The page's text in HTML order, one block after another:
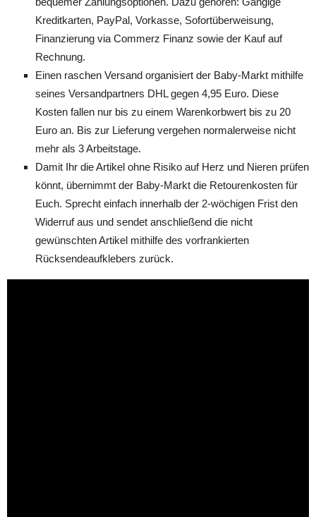
Kreditkarten, PayPal, Vorkasse, Sofortüberweisung,
Finanzierung via Commerz Finanz sowie der Kauf auf
Rechnung.
Einen raschen Versand organisiert der Baby-Markt mithilfe
seines Versandpartners DHL gegen 4,95 Euro. Diese
Kosten fallen nur bis zu einem Warenkorbwert bis zu 20
Euro an. Bis zur Lieferung vergehen normalerweise nicht
mehr als 3 Arbeitstage.
Damit Ihr die Artikel ohne Risiko auf Herz und Nieren prüfen
könnt, übernimmt der Baby-Markt die Retourenkosten für
Euch. Sprecht einfach innerhalb der 2-wöchigen Frist den
Widerruf aus und sendet anschließend die nicht
gewünschten Artikel mithilfe des vorfrankierten
Rücksendeaufklebers zurück.